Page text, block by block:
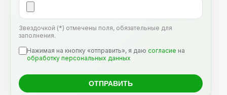
Звездочкой (*) отмечены поля, обязательные для
заполнения.
Нажимая на кнопку «отправить», я даю согласие на
обработку персональных данных